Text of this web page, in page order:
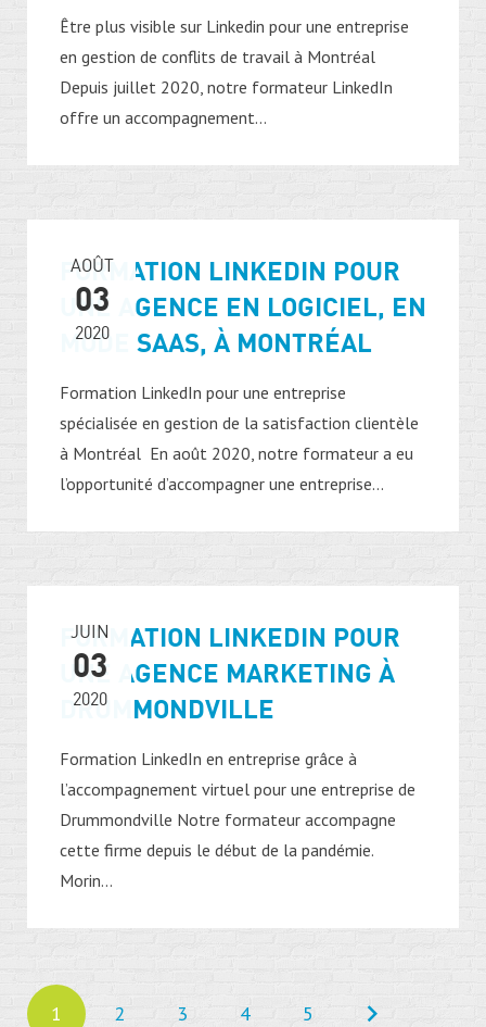
Être plus visible sur Linkedin pour une entreprise
en gestion de conflits de travail à Montréal
Depuis juillet 2020, notre formateur LinkedIn
offre un accompagnement...
AOÛT
03
2020
FORMATION LINKEDIN POUR
UNE AGENCE EN LOGICIEL, EN
MODE SAAS, À MONTRÉAL
Formation LinkedIn pour une entreprise
spécialisée en gestion de la satisfaction clientèle
à Montréal En août 2020, notre formateur a eu
l’opportunité d’accompagner une entreprise...
JUIN
03
2020
FORMATION LINKEDIN POUR
UNE AGENCE MARKETING À
DRUMMONDVILLE
Formation LinkedIn en entreprise grâce à
l’accompagnement virtuel pour une entreprise de
Drummondville Notre formateur accompagne
cette firme depuis le début de la pandémie.
Morin...
1 2 3 4 5